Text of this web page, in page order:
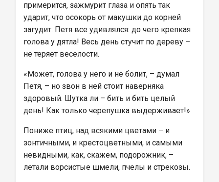
примерится, зажмурит глаза и опять так
ударит, что осокорь от макушки до корней
загудит. Петя все удивлялся: до чего крепкая
голова у дятла! Весь день стучит по дереву –
не теряет веселости.
«Может, голова у него и не болит, – думал
Петя, – но звон в ней стоит наверняка
здоровый. Шутка ли – бить и бить целый
день! Как только черепушка выдерживает!»
Пониже птиц, над всякими цветами – и
зонтичными, и крестоцветными, и самыми
невидными, как, скажем, подорожник, –
летали ворсистые шмели, пчелы и стрекозы.